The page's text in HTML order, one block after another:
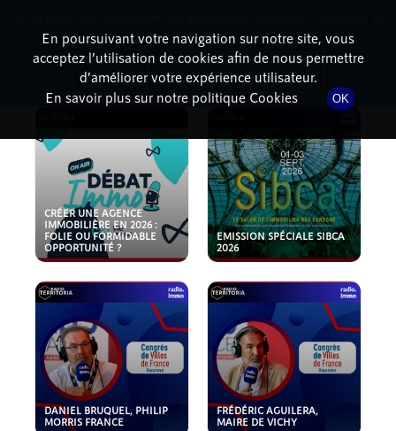
PODCASTS
CRÉER UNE AGENCE
IMMOBILIÈRE EN 2026 :
FOLIE OU FORMIDABLE
OPPORTUNITÉ ?
EMISSION SPÉCIALE SIBCA
2026
DANIEL BRUQUEL, PHILIP
MORRIS FRANCE
FRÉDÉRIC AGUILERA,
MAIRE DE VICHY
En poursuivant votre navigation sur notre site, vous
acceptez l’utilisation de cookies afin de nous permettre
d’améliorer votre expérience utilisateur.
En savoir plus sur notre politique Cookies
OK
dessous pour l'installer.
Non merci Télécharger l'application